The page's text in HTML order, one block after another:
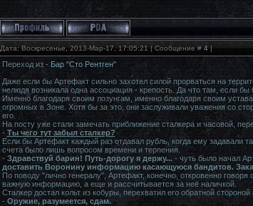
Дата: Воскресенье, 2013-Мар-17, 17:05:21 | Сообщение # 4|
Переход из - Бар "Сто Рентген"
Даже если бы Артефакт сильно захотел силой прорваться на
нелюдя возникала одна ассоциация - крепость. Да что там, если
Именно благодаря своим лозунгам, именно благодаря своим
огромных в Зоне. Хотя бы за это, они заслуживали уважения со
его.
На посту уже стали замечать приближение сталкера и часовой,
- Ты чего тут забыл сталкер?
Если бы Артефакт каждый раз отдавал рубль, когда ему задавали
счета было лишь вопросом времени и терпения.
- Здравствуй барин! Путь-дорогу я держу...- чуть было начал
доставить Воронину информацию касающуюся бандитов.
По поводу "лично генералу", Артефакт, конечно, откровенно
важную информацию, а еще и рассчитывается за неё наличкой.
Сталкер достал кольт из кобуры, перехватил его обратной
- Оружие, разумеется, сдам.